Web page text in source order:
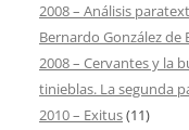
2008 – Análisis
Bernardo González de
2008 – Cervantes y la
tinieblas. La segunda
2010 – Exitus(11)